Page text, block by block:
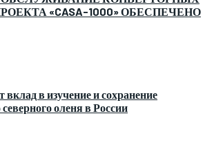
«CASA-1000» ОБЕСПЕЧЕНО
вклад в изучение и сохранение
оленя в России